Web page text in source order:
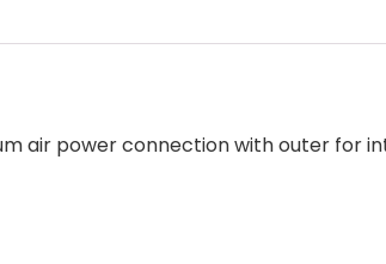
air power connection with outer for